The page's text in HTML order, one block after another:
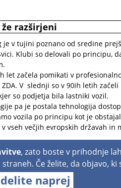
razširjeni
je v tujini poznano od sredine
Klubi so delovali po principu,
let začela pomikati v
ZDA. V slednji so v 90ih letih
so podjetja bila lastniki vozil.
pa je postala tehnologija
vozila po principu kot je
vseh večjih evropskih državah in
, zato boste v prihodnje
Če želite, da objavo, ki
delite naprej